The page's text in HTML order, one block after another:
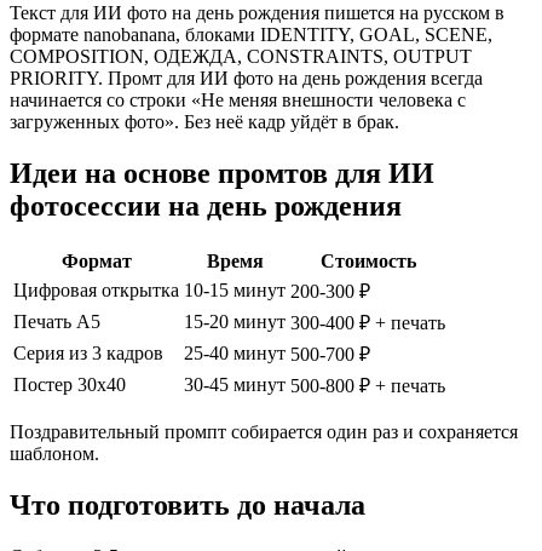
Текст для ИИ фото на день рождения пишется на русском в
формате nanobanana, блоками IDENTITY, GOAL, SCENE,
COMPOSITION, ОДЕЖДА, CONSTRAINTS, OUTPUT
PRIORITY. Промт для ИИ фото на день рождения всегда
начинается со строки «Не меняя внешности человека с
загруженных фото». Без неё кадр уйдёт в брак.
Идеи на основе промтов для ИИ
фотосессии на день рождения
Формат Время
Стоимость
Цифровая открытка 10-15 минут 200-300 ₽
Печать А5
15-20 минут 300-400 ₽ + печать
Серия из 3 кадров
25-40 минут 500-700 ₽
Постер 30x40
30-45 минут 500-800 ₽ + печать
Поздравительный промпт собирается один раз и сохраняется
шаблоном.
Что подготовить до начала